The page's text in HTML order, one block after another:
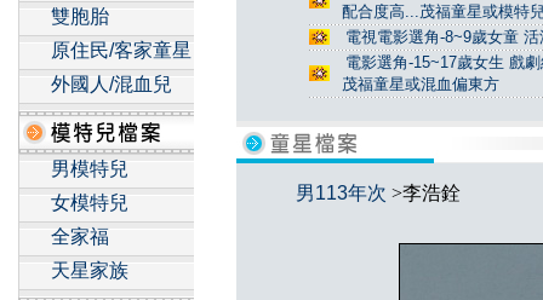
雙胞胎
原住民/客家童星
外國人/混血兒
男模特兒
女模特兒
全家福
天星家族
配合度高...茂福童星或模特
電視電影選角-8~9歲女童
電影選角-15~17歲女生 戲
茂福童星或混血偏東方
男113年次 >李浩銓